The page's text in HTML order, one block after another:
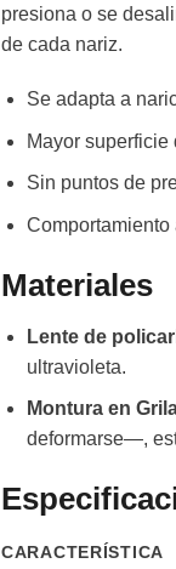
presiona o se
de cada nariz.
Se adapta a
Mayor superficie
Sin puntos de
Materiales
Lente de
ultravioleta.
Montura en
deformarse—,
CARACTERÍSTICA